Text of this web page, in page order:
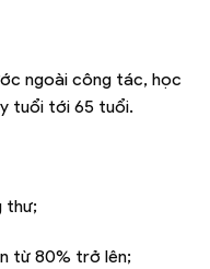
ngoài công tác, học
tuổi tới 65 tuổi.
thư;
từ 80% trở lên;